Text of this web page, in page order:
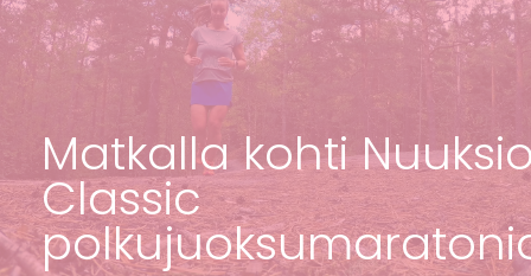
Matkalla kohti
Classic